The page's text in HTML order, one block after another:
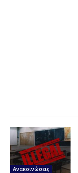
Ανακοινώσεις